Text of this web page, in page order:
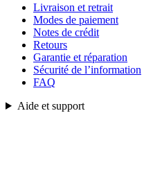
Livraison et retrait
Modes de paiement
Notes de crédit
Retours
Garantie et réparation
Sécurité de l’information
FAQ
Aide et support